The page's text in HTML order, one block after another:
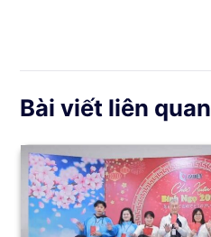
Bài viết liên quan